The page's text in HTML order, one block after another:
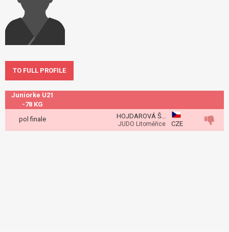
TO FULL PROFILE
Juniorke U21
-78 KG
pol finale
HOJDAROVÁ Štěpánka
JUDO Litoměřice CZE